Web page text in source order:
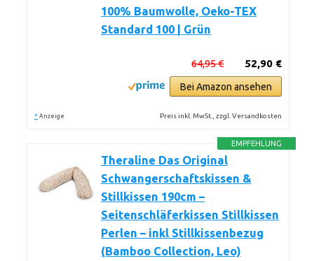
100% Baumwolle, Oeko-TEX
Standard 100 | Grün
52,90 €
64,95 €
Bei Amazon ansehen
* Anzeige Preis inkl. MwSt., zzgl. Versandkosten
EMPFEHLUNG
Theraline Das Original
Schwangerschaftskissen &
Stillkissen 190cm –
Seitenschläferkissen Stillkissen
Perlen – inkl Stillkissenbezug
(Bamboo Collection, Leo)